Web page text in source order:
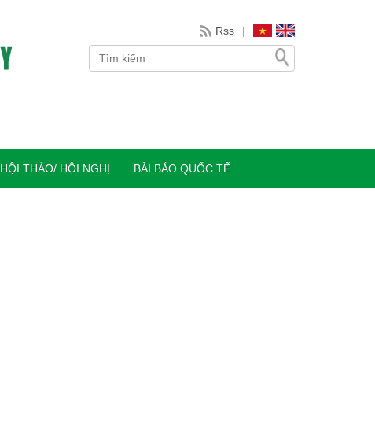
Rss |
HỘI THẢO/ HỘI NGHỊ BÀI BÁO QUỐC TẾ